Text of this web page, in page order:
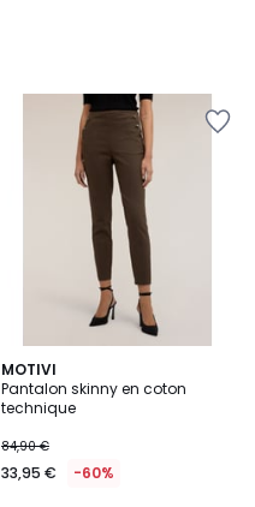
MOTIVI
Pantalon skinny en coton
technique
84,90 €
33,95 € -60%